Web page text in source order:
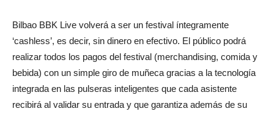
Bilbao BBK Live volverá a ser un festival íntegramente
‘cashless’, es decir, sin dinero en efectivo. El público podrá
realizar todos los pagos del festival (merchandising, comida y
bebida) con un simple giro de muñeca gracias a la tecnología
integrada en las pulseras inteligentes que cada asistente
recibirá al validar su entrada y que garantiza además de su